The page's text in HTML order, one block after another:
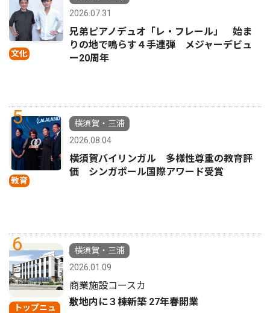
文化
2026.07.31
兄弟ピアノデュオ「レ・フレール」 始ま
りの地で鳴らす４手連弾 メジャーデビュ
ー20周年
5
教育
横須賀・三浦
2026.08.04
横須賀バイリンガル 多様性尊重の教育評
価 シンガポール国際アワード受賞
6
トップニュ
横須賀・三浦
2026.01.09
商業施設コースカ
敷地内に３棟新築 27年春開業